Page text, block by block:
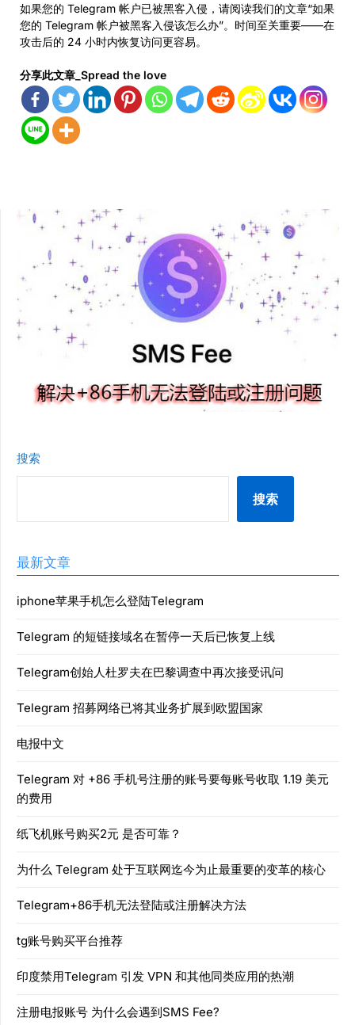
如果您的 Telegram 帐户已被黑客入侵，请阅读我们的文章“如果
您的 Telegram 帐户被黑客入侵该怎么办”。时间至关重要——在
攻击后的 24 小时内恢复访问更容易。
分享此文章_Spread the love
搜索
搜索
最新文章
iphone苹果手机怎么登陆Telegram
Telegram 的短链接域名在暂停一天后已恢复上线
Telegram创始人杜罗夫在巴黎调查中再次接受讯问
Telegram 招募网络已将其业务扩展到欧盟国家
电报中文
Telegram 对 +86 手机号注册的账号要每账号收取 1.19 美元
的费用
纸飞机账号购买2元 是否可靠？
为什么 Telegram 处于互联网迄今为止最重要的变革的核心
Telegram+86手机无法登陆或注册解决方法
tg账号购买平台推荐
印度禁用Telegram 引发 VPN 和其他同类应用的热潮
注册电报账号 为什么会遇到SMS Fee?